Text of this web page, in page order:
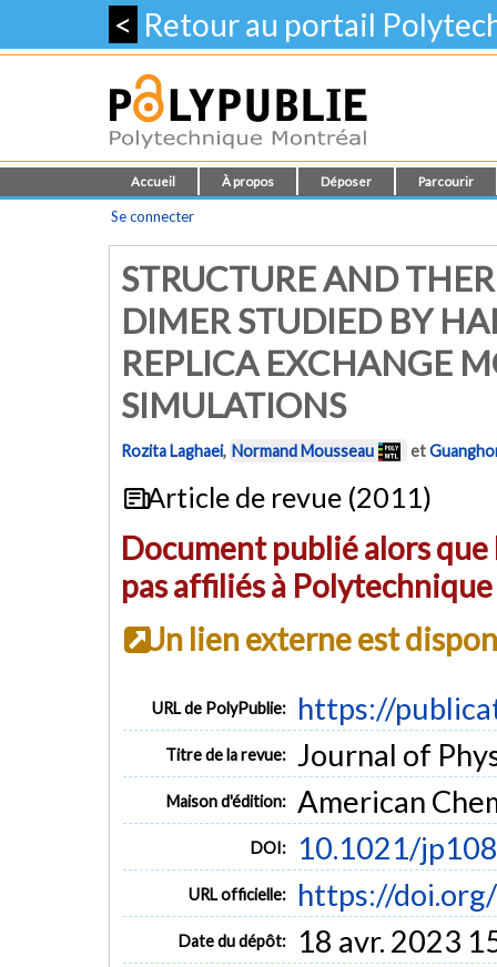
< Retour au portail
Accueil À propos Déposer Parcourir
Se connecter
STRUCTURE AND
DIMER STUDIED BY
REPLICA EXCHANGE
SIMULATIONS
Rozita Laghaei, Normand Mousseau et
Article de revue (2011)
Document publié alors
pas affiliés à
Un lien externe est
URL de PolyPublie: https://
Titre de la revue: Journal of
Maison d'édition: American
DOI: 10.1021/
URL officielle: https://
Date du dépôt: 18 avr. 2023